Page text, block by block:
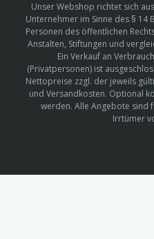
Unser Webshop richtet sich
Unternehmer im Sinne des § 14
Personen des öffentlichen
Anstalten, Stiftungen und
Ein Verkauf an
(Privatpersonen) ist
Nettopreise zzgl. der jeweils
und Versandkosten. Optional
werden. Alle Angebote sind
Irrtümer